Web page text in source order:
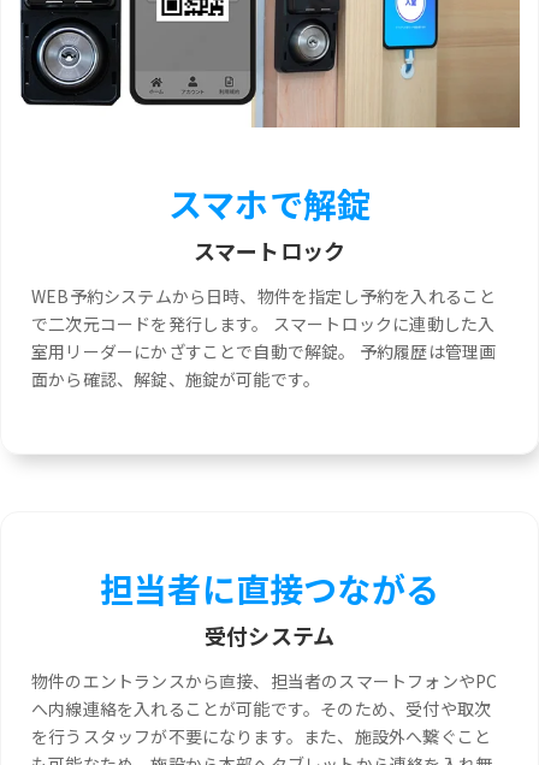
スマホで解錠
スマートロック
WEB予約システムから日時、物件を指定し予約を入れること
で二次元コードを発行します。 スマートロックに連動した入
室用リーダーにかざすことで自動で解錠。 予約履歴は管理画
面から確認、解錠、施錠が可能です。
担当者に直接つながる
受付システム
物件のエントランスから直接、担当者のスマートフォンやPC
へ内線連絡を入れることが可能です。そのため、受付や取次
を行うスタッフが不要になります。また、施設外へ繋ぐこと